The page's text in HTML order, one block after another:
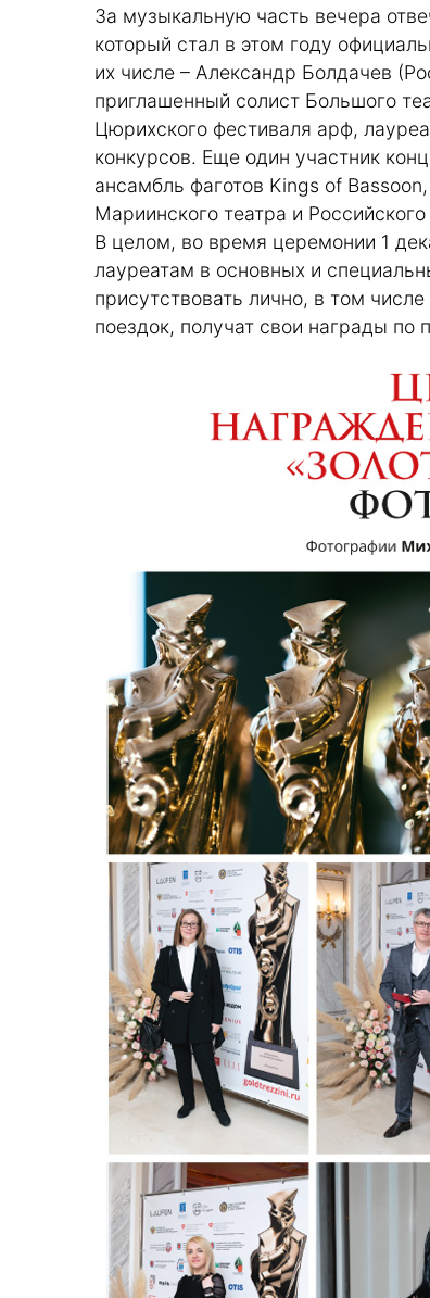
За музыкальную часть вечера
который стал в этом году
их числе – Александр Болдачев
приглашенный солист Большого
Цюрихского фестиваля арф,
конкурсов. Еще один участник
ансамбль фаготов Kings of
Мариинского театра и
В целом, во время церемонии 1
лауреатам в основных и
присутствовать лично, в том
поездок, получат свои награды по